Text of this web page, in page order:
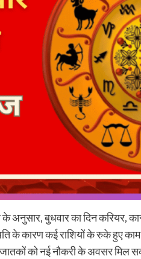
अनुसार, बुधवार का दिन करियर,
के कारण कई राशियों के रुके हुए
को नई नौकरी के अवसर मिल